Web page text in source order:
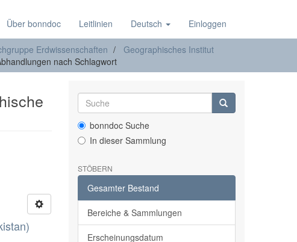
Über bonndoc Leitlinien Deutsch Einloggen
Erdwissenschaften
Geographisches Institut
nach Schlagwort
bonndoc Suche
In dieser Sammlung
STÖBERN
Gesamter Bestand
Bereiche & Sammlungen
Erscheinungsdatum